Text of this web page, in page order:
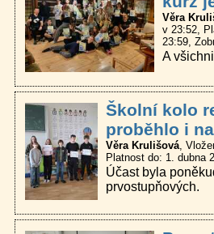
Věra
v 23:52
23:59
A
Školní kolo
proběhlo i
Věra Krulišová
Platnost do: 1. dubna
Účast byla
prvostupňových.